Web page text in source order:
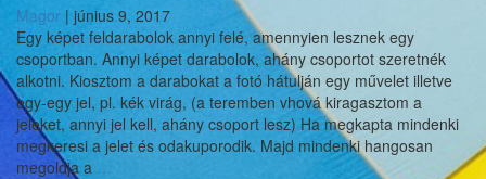
Magor | június 9, 2017
Egy képet feldarabolok annyi felé, amennyien lesznek egy
csoportban. Annyi képet darabolok, ahány csoportot szeretnék
alkotni. Kiosztom a darabokat a fotó hátulján egy művelet illetve
egy-egy jel, pl. kék virág, (a teremben vhová kiragasztom a
jeleket, annyi jel kell, ahány csoport lesz) Ha megkapta mindenki
megkeresi a jelet és odakuporodik. Majd mindenki hangosan
megoldja a …